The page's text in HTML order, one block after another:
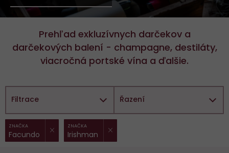
Prehľad exkluzívnych darčekov a
darčekových balení - champagne, destiláty,
viacročná portské vína a ďalšie.
Filtrace
Vybrané
filtry:
ZNAČKA
Facundo
ZNAČKA
Irishman
Řazení